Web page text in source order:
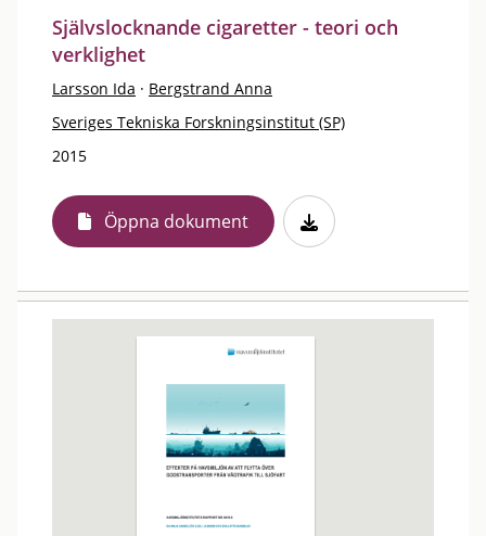
Självslocknande cigaretter - teori och
verklighet
Larsson Ida · Bergstrand Anna
Sveriges Tekniska Forskningsinstitut (SP)
2015
Öppna dokument